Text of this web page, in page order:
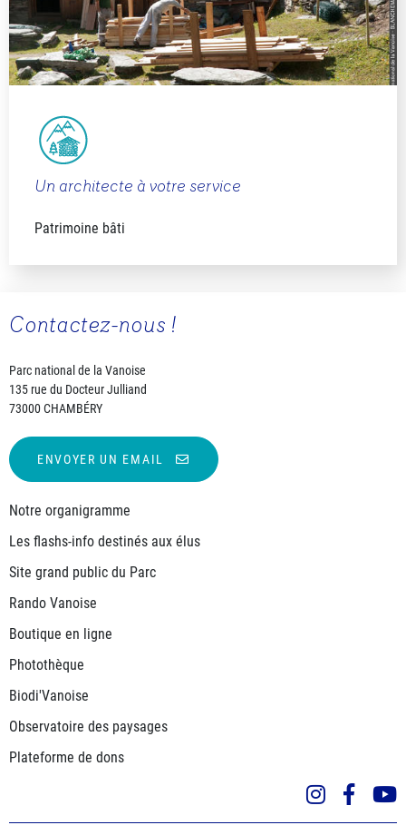
Un architecte à votre service
Patrimoine bâti
Contactez-nous !
Parc national de la Vanoise
135 rue du Docteur Julliand
73000 CHAMBÉRY
ENVOYER UN EMAIL
Notre organigramme
Les flashs-info destinés aux élus
Site grand public du Parc
Rando Vanoise
Boutique en ligne
Photothèque
Biodi'Vanoise
Observatoire des paysages
Plateforme de dons